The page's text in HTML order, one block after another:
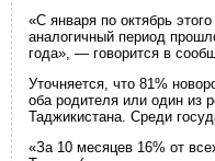
«С января по октябрь
аналогичный период
года», — говорится в
Уточняется, что 81%
оба родителя или один из
Таджикистана. Среди
«За 10 месяцев 16% от